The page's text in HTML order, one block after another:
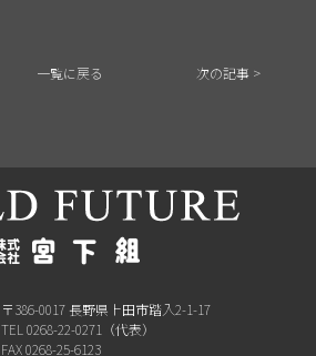
一覧に戻る 次の記事 >
〒386-0017 長野県上田市踏入2-1-17
TEL 0268-22-0271（代表）
FAX 0268-25-6123